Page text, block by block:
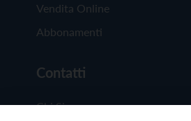
Vendita Online
Abbonamenti
Contatti
Chi Siamo